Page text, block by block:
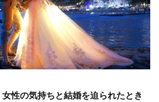
性の気持ちと結婚を迫られたとき